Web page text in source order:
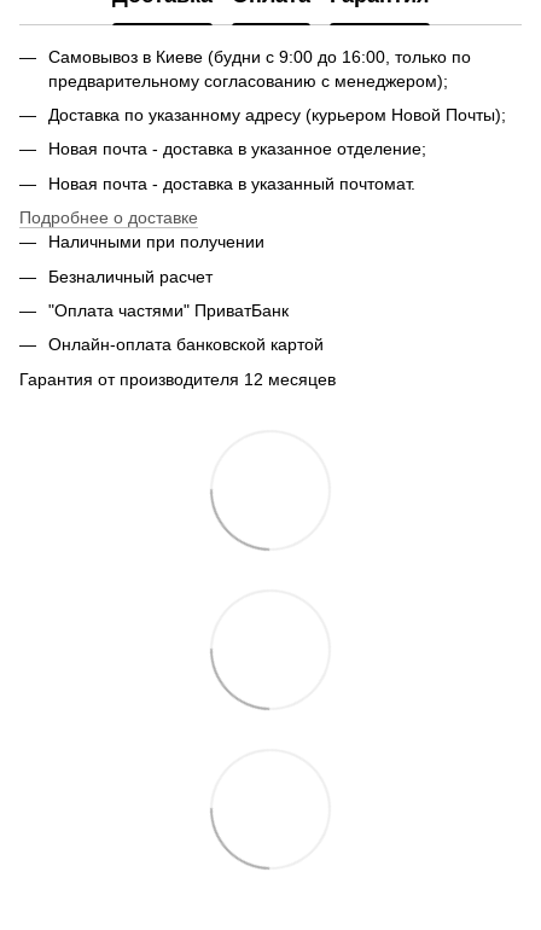
Самовывоз в Киеве (будни с 9:00 до 16:00, только по
предварительному согласованию с менеджером);
Доставка по указанному адресу (курьером Новой Почты);
Новая почта - доставка в указанное отделение;
Новая почта - доставка в указанный почтомат.
Подробнее о доставке
Наличными при получении
Безналичный расчет
"Оплата частями" ПриватБанк
Онлайн-оплата банковской картой
Гарантия от производителя 12 месяцев